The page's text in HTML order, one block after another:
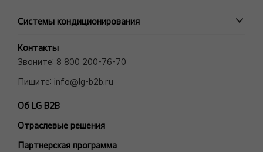
Системы кондиционирования
ПРОМЫШЛЕННЫЕ СИСТЕМЫ
MULTI V VRF системы
Полупромышленные сплит-системы
Холодильные Машины (Чиллеры)
Фанкойлы
Модели снятые с производства
Контакты
Звоните: 8 800 200-76-70
Пишите: info@lg-b2b.ru
Об LG B2B
Отраслевые решения
Партнерская программа